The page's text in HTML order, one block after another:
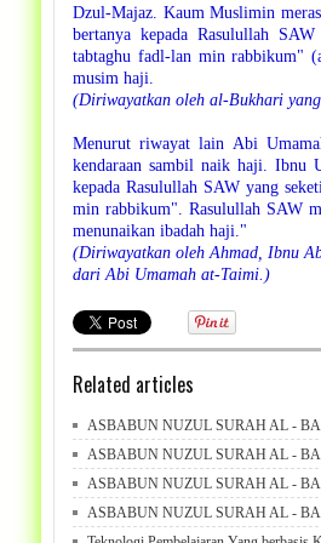
Dzul-Majaz. Kaum Muslimin
bertanya kepada Rasulullah
tabtaghu fadl-lan min rabbikum"
musim haji.
(Diriwayatkan oleh al-Bukhari
Menurut riwayat lain Abi
kendaraan sambil naik haji. Ibnu
kepada Rasulullah SAW yang
min rabbikum". Rasulullah SAW
menunaikan ibadah haji."
(Diriwayatkan oleh Ahmad, Ibnu
dari Abi Umamah at-Taimi.)
Related articles
ASBABUN NUZUL SURAH AL -
ASBABUN NUZUL SURAH AL -
ASBABUN NUZUL SURAH AL -
ASBABUN NUZUL SURAH AL -